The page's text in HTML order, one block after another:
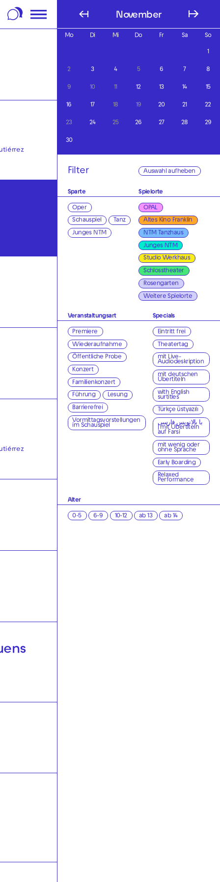
Footer springenNovember
Mo Di Mi Do Fr Sa So
1
2 3 4 5 6 7 8
9 10 11 12 13 14 15
16 17 18 19 20 21 22
23 24 25 26 27 28 29
30
Filter Auswahl aufheben
Sparte
Oper
Schauspiel Tanz
Junges NTM
Spielorte
OPAL
Altes Kino Franklin
NTM Tanzhaus
Junges NTM
Studio Werkhaus
Schlosstheater
Rosengarten
Weitere Spielorte
Veranstaltungsart
Premiere
Wiederaufnahme
Öffentliche Probe
Konzert
Familienkonzert
Führung Lesung
Barrierefrei
Vormittagsvorstellungen
im Schauspiel
Specials
Eintritt frei
Theatertag
mit Live-
Audiodeskription
mit deutschen
Übertiteln
with English
surtitles
Türkçe üstyazılı
با بالانویس فارسی
| mit Übertiteln
auf Farsi
mit wenig oder
ohne Sprache
Early Boarding
Relaxed
Performance
Alter
0-5 6-9 10-12 ab 13 ab 14